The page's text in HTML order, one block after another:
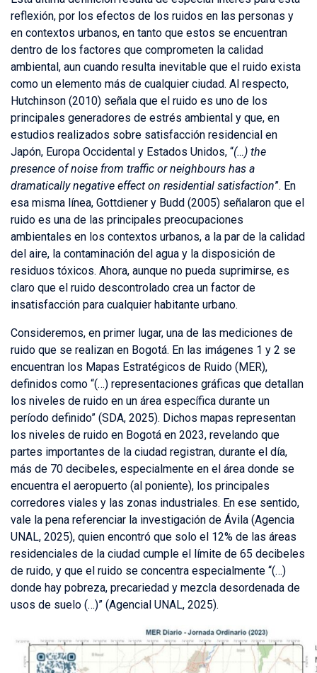
reflexión, por los efectos de los ruidos en las personas y
en contextos urbanos, en tanto que estos se encuentran
dentro de los factores que comprometen la calidad
ambiental, aun cuando resulta inevitable que el ruido exista
como un elemento más de cualquier ciudad. Al respecto,
Hutchinson (2010) señala que el ruido es uno de los
principales generadores de estrés ambiental y que, en
estudios realizados sobre satisfacción residencial en
Japón, Europa Occidental y Estados Unidos, “(…) the
presence of noise from traffic or neighbours has a
dramatically negative effect on residential satisfaction”. En
esa misma línea, Gottdiener y Budd (2005) señalaron que el
ruido es una de las principales preocupaciones
ambientales en los contextos urbanos, a la par de la calidad
del aire, la contaminación del agua y la disposición de
residuos tóxicos. Ahora, aunque no pueda suprimirse, es
claro que el ruido descontrolado crea un factor de
insatisfacción para cualquier habitante urbano.
Consideremos, en primer lugar, una de las mediciones de
ruido que se realizan en Bogotá. En las imágenes 1 y 2 se
encuentran los Mapas Estratégicos de Ruido (MER),
definidos como “(…) representaciones gráficas que detallan
los niveles de ruido en un área específica durante un
período definido” (SDA, 2025). Dichos mapas representan
los niveles de ruido en Bogotá en 2023, revelando que
partes importantes de la ciudad registran, durante el día,
más de 70 decibeles, especialmente en el área donde se
encuentra el aeropuerto (al poniente), los principales
corredores viales y las zonas industriales. En ese sentido,
vale la pena referenciar la investigación de Ávila (Agencia
UNAL, 2025), quien encontró que solo el 12% de las áreas
residenciales de la ciudad cumple el límite de 65 decibeles
de ruido, y que el ruido se concentra especialmente “(…)
donde hay pobreza, precariedad y mezcla desordenada de
usos de suelo (…)” (Agencial UNAL, 2025).